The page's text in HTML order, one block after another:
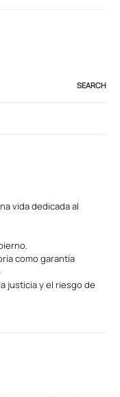
vida dedicada al
como garantía
justicia y el riesgo de